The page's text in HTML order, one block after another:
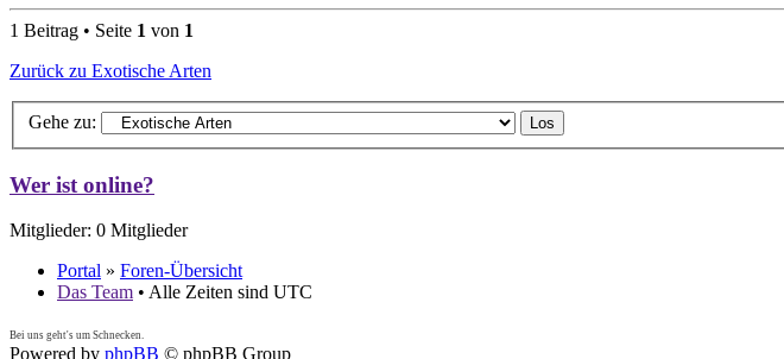
1 Beitrag • Seite 1 von 1
Zurück zu Exotische Arten
Gehe zu:
Wer ist online?
Mitglieder: 0 Mitglieder
Portal » Foren-Übersicht
Das Team • Alle Zeiten sind UTC
Bei uns geht's um Schnecken.
Powered by phpBB © phpBB Group